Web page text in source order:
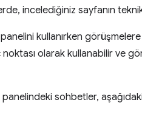
incelediğiniz sayfanın
panelini kullanırken
noktası olarak kullanabilir
panelindeki sohbetler,